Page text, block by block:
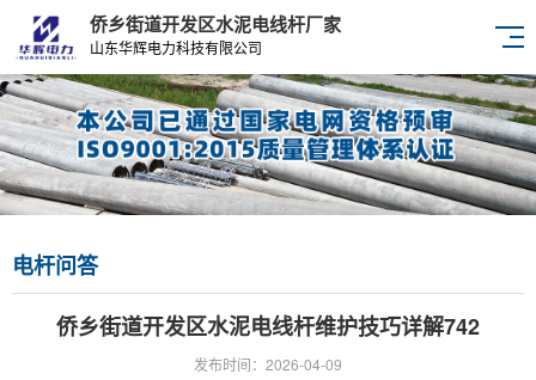
侨乡街道开发区水泥电线杆厂家
山东华辉电力科技有限公司
电杆问答
侨乡街道开发区水泥电线杆维护技巧详解742
发布时间：2026-04-09